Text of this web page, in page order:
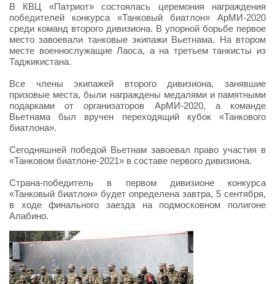
В КВЦ «Патриот» состоялась церемония награждения
победителей конкурса «Танковый биатлон» АрМИ-2020
среди команд второго дивизиона. В упорной борьбе первое
место завоевали танковые экипажи Вьетнама. На втором
месте военнослужащие Лаоса, а на третьем танкисты из
Таджикистана.
Все члены экипажей второго дивизиона, занявшие
призовые места, были награждены медалями и памятными
подарками от организаторов АрМИ-2020, а команде
Вьетнама был вручен переходящий кубок «Танкового
биатлона».
Сегодняшней победой Вьетнам завоевал право участия в
«Танковом биатлоне-2021» в составе первого дивизиона.
Страна-победитель в первом дивизионе конкурса
«Танковый биатлон» будет определена завтра, 5 сентября,
в ходе финального заезда на подмосковном полигоне
Алабино.